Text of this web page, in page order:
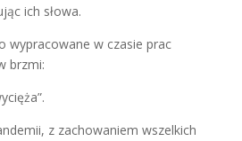
ich słowa.
wypracowane w czasie prac
brzmi:
z zachowaniem wszelkich